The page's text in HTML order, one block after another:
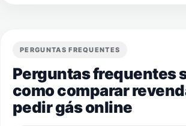
PERGUNTAS FREQUENTES
Perguntas frequentes
como comparar
pedir gás online